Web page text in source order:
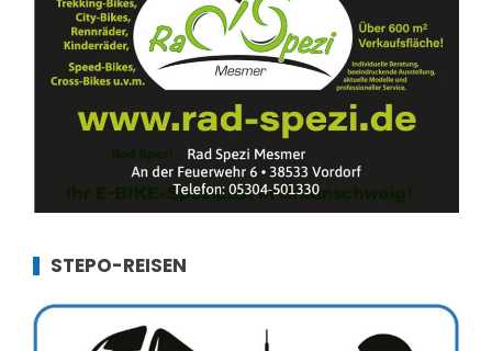
STEPO-REISEN